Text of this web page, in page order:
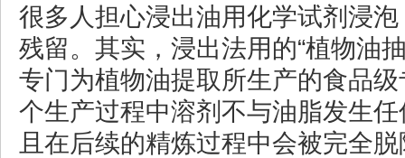
很多人担心浸出油用化学试剂浸
残留。其实，浸出法用的“植物油
专门为植物油提取所生产的食品
个生产过程中溶剂不与油脂发生
且在后续的精炼过程中会被完全